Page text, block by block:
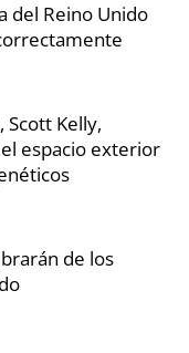
del Reino Unido
Scott Kelly,
espacio exterior
de los